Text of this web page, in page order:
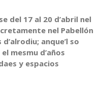
del 17 al 20 d’abril nel
nel Pabellón
anque’l so
mesmu d’años
y espacios